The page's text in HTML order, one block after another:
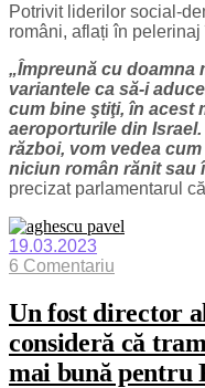
Potrivit liderilor social-
români, aflați în pelerinaj
„Împreună cu doamna
variantele ca să-i
cum bine ştiţi, în acest
aeroporturile din
război, vom vedea
niciun român rănit sau
precizat parlamentarul
19.03.2023
6 Comentariu
Un fost director
consideră că
mai bună pentru